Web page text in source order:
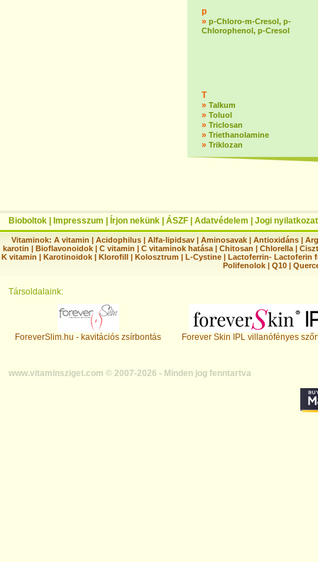
p
» p-Chloro-m-Cresol, p-
Chlorophenol, p-Cresol
T
» Talkum
» Toluol
» Triclosan
» Triethanolamine
» Triklozan
Bioboltok Impresszum Írjon nekünk ÁSZF Adatvédelem Jogi nyilatkozat
Vitaminok: A vitamin |Acidophilus |Alfa-lipidsav |Aminosavak |Antioxidáns |
karotin | Bioflavonoidok | C vitamin | C vitaminok hatása | Chitosan | Chlorella |
K vitamin | Karotinoidok | Klorofill | Kolosztrum | L-Cystine | Lactoferrin- Lactoferin
Polifenolok |Q10 |
Társoldalaink:
ForeverSlim.hu - kavitációs zsírbontás Forever Skin IPL villanófényes
www.vitaminsziget.com © 2007-2026 - Minden jog fenntartva